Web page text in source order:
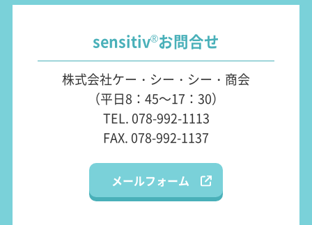
sensitiv®お問合せ
株式会社ケー・シー・シー・商会
（平日8：45～17：30）
TEL. 078-992-1113
FAX. 078-992-1137
メールフォーム